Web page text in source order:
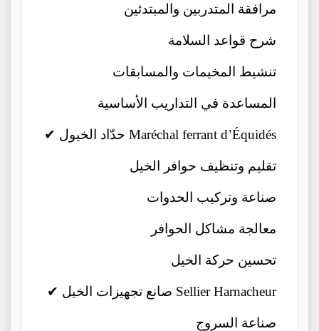
مرافقة المتدربين والمبتدئين
شرح قواعد السلامة
تنشيط المخيمات والمسابقات
المساعدة في التداريب الأساسية
✔ حدّاد الخيول Maréchal ferrant d’Équidés
تقليم وتنظيف حوافر الخيل
صناعة وتركيب الحدوات
معالجة مشاكل الحوافر
تحسين حركة الخيل
✔ صانع تجهيزات الخيل Sellier Harnacheur
صناعة السروج